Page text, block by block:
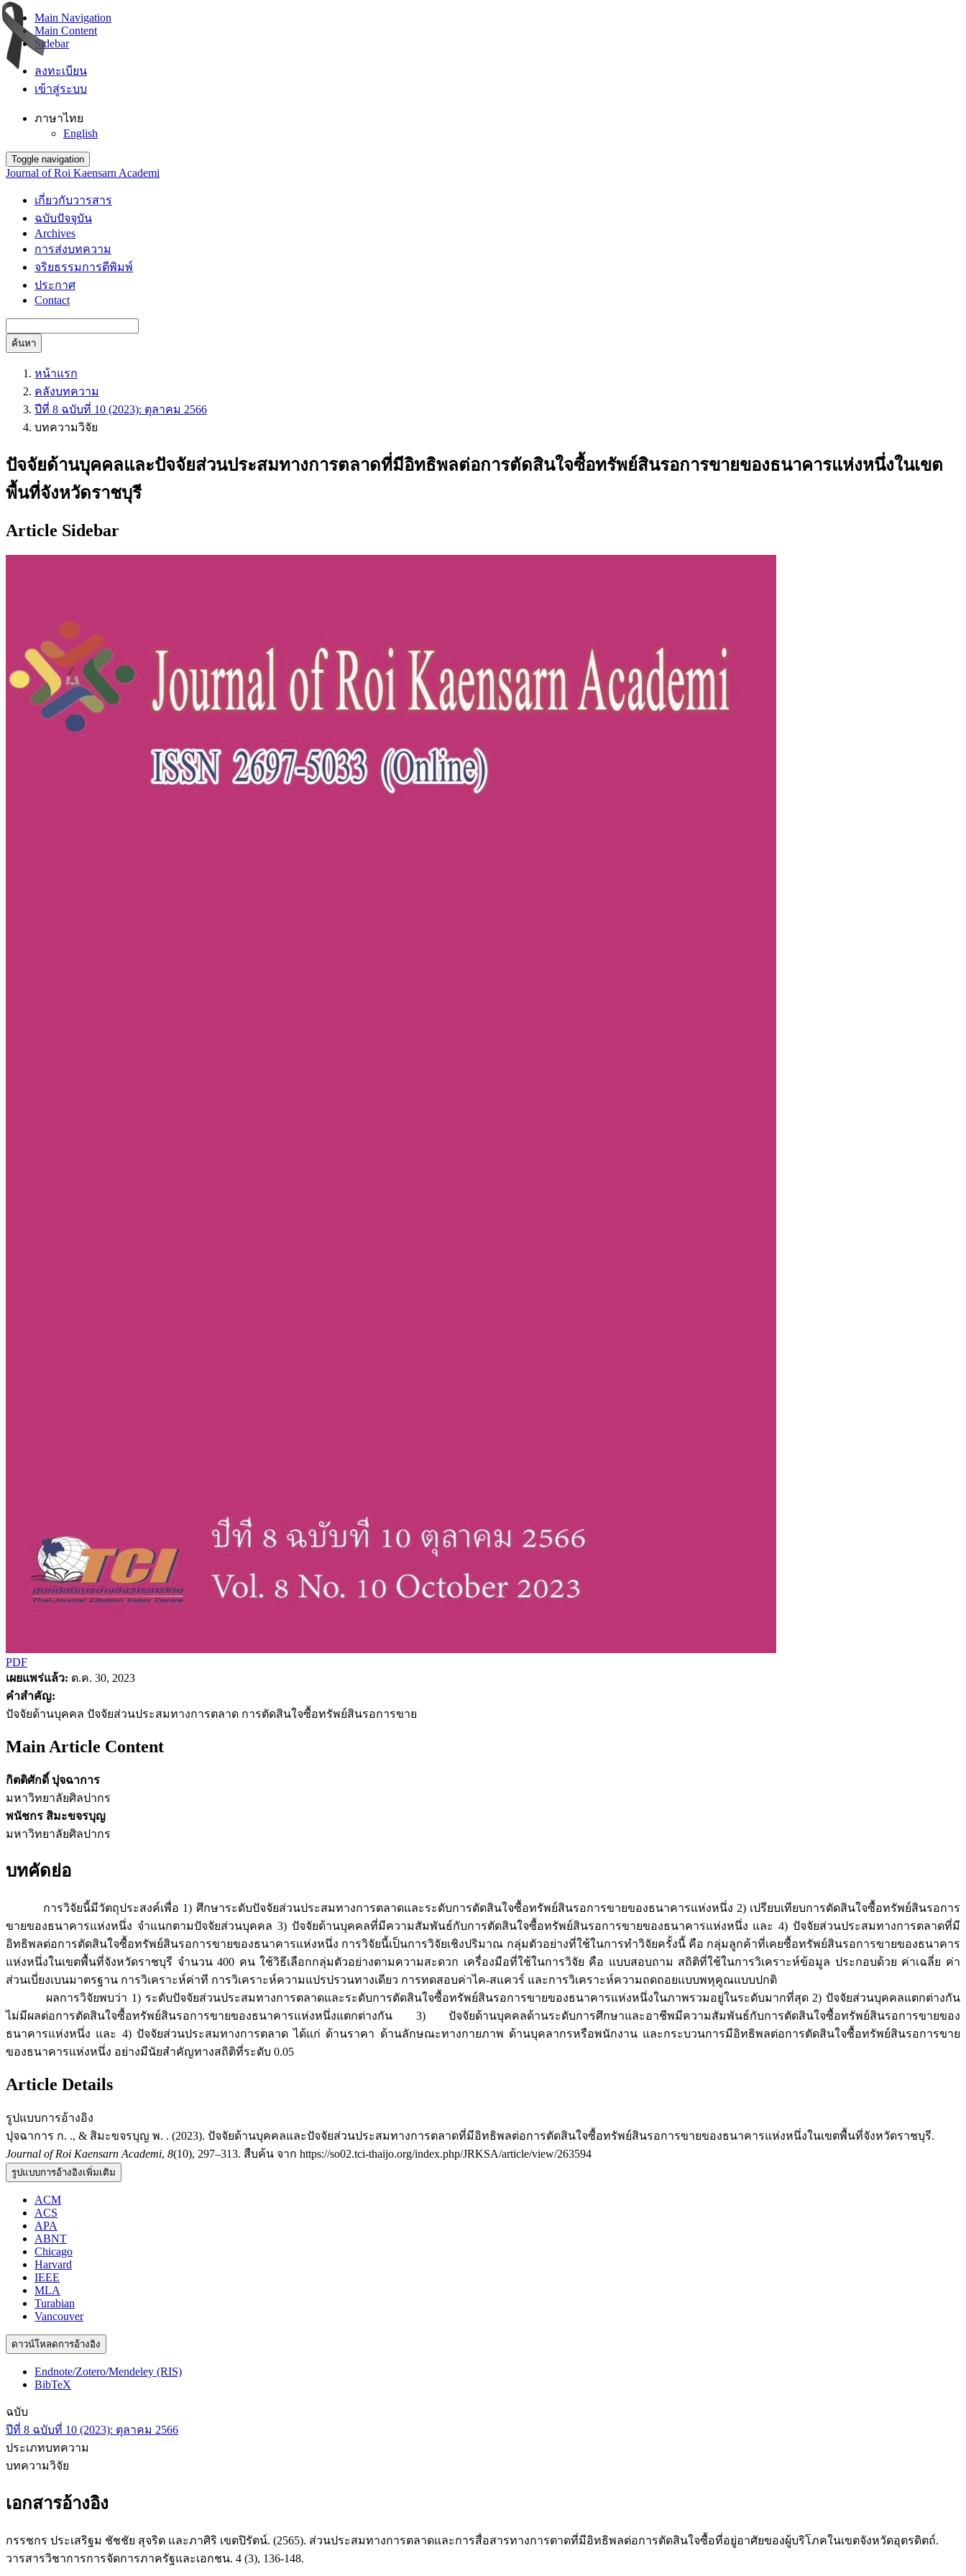
Main Navigation
Main Content
Sidebar
ลงทะเบียน
เข้าสู่ระบบ
ภาษาไทย
English
Toggle navigation
Journal of Roi Kaensarn Academi
เกี่ยวกับวารสาร
ฉบับปัจจุบัน
Archives
การส่งบทความ
จริยธรรมการตีพิมพ์
ประกาศ
Contact
ค้นหา
หน้าแรก
คลังบทความ
ปีที่ 8 ฉบับที่ 10 (2023): ตุลาคม 2566
บทความวิจัย
ปัจจัยด้านบุคคลและปัจจัยส่วนประสมทางการตลาดที่มีอิทธิพลต่อการตัดสินใจซื้อทรัพย์สินรอการขายของธนาคารแห่งหนึ่งในเขต
พื้นที่จังหวัดราชบุรี
Article Sidebar
PDF
เผยแพร่แล้ว: ต.ค. 30, 2023
คำสำคัญ:
ปัจจัยด้านบุคคล ปัจจัยส่วนประสมทางการตลาด การตัดสินใจซื้อทรัพย์สินรอการขาย
Main Article Content
กิตติศักดิ์ ปุจฉาการ
มหาวิทยาลัยศิลปากร
พนัชกร สิมะขจรบุญ
มหาวิทยาลัยศิลปากร
บทคัดย่อ
การวิจัยนี้มีวัตถุประสงค์เพื่อ 1) ศึกษาระดับปัจจัยส่วนประสมทางการตลาดและระดับการตัดสินใจซื้อทรัพย์สินรอการขายของธนาคารแห่งหนึ่ง 2) เปรียบเทียบการตัดสินใจซื้อทรัพย์สินรอการ
ขายของธนาคารแห่งหนึ่ง จำแนกตามปัจจัยส่วนบุคคล 3) ปัจจัยด้านบุคคลที่มีความสัมพันธ์กับการตัดสินใจซื้อทรัพย์สินรอการขายของธนาคารแห่งหนึ่ง และ 4) ปัจจัยส่วนประสมทางการตลาดที่มี
อิทธิพลต่อการตัดสินใจซื้อทรัพย์สินรอการขายของธนาคารแห่งหนึ่ง การวิจัยนี้เป็นการวิจัยเชิงปริมาณ กลุ่มตัวอย่างที่ใช้ในการทำวิจัยครั้งนี้ คือ กลุ่มลูกค้าที่เคยซื้อทรัพย์สินรอการขายของธนาคาร
แห่งหนึ่งในเขตพื้นที่จังหวัดราชบุรี จำนวน 400 คน ใช้วิธีเลือกกลุ่มตัวอย่างตามความสะดวก เครื่องมือที่ใช้ในการวิจัย คือ แบบสอบถาม สถิติที่ใช้ในการวิเคราะห์ข้อมูล ประกอบด้วย ค่าเฉลี่ย ค่า
ส่วนเบี่ยงเบนมาตรฐาน การวิเคราะห์ค่าที การวิเคราะห์ความแปรปรวนทางเดียว การทดสอบค่าไค-สแควร์ และการวิเคราะห์ความถดถอยแบบพหุคูณแบบปกติ
ผลการวิจัยพบว่า 1) ระดับปัจจัยส่วนประสมทางการตลาดและระดับการตัดสินใจซื้อทรัพย์สินรอการขายของธนาคารแห่งหนึ่งในภาพรวมอยู่ในระดับมากที่สุด 2) ปัจจัยส่วนบุคคลแตกต่างกัน
ไม่มีผลต่อการตัดสินใจซื้อทรัพย์สินรอการขายของธนาคารแห่งหนึ่งแตกต่างกัน 3) ปัจจัยด้านบุคคลด้านระดับการศึกษาและอาชีพมีความสัมพันธ์กับการตัดสินใจซื้อทรัพย์สินรอการขายของ
ธนาคารแห่งหนึ่ง และ 4) ปัจจัยส่วนประสมทางการตลาด ได้แก่ ด้านราคา ด้านลักษณะทางกายภาพ ด้านบุคลากรหรือพนักงาน และกระบวนการมีอิทธิพลต่อการตัดสินใจซื้อทรัพย์สินรอการขาย
ของธนาคารแห่งหนึ่ง อย่างมีนัยสำคัญทางสถิติที่ระดับ 0.05
Article Details
รูปแบบการอ้างอิง
ปุจฉาการ ก. ., & สิมะขจรบุญ พ. . (2023). ปัจจัยด้านบุคคลและปัจจัยส่วนประสมทางการตลาดที่มีอิทธิพลต่อการตัดสินใจซื้อทรัพย์สินรอการขายของธนาคารแห่งหนึ่งในเขตพื้นที่จังหวัดราชบุรี.
Journal of Roi Kaensarn Academi, 8(10), 297–313. สืบค้น จาก https://so02.tci-thaijo.org/index.php/JRKSA/article/view/263594
รูปแบบการอ้างอิงเพิ่มเติม
ACM
ACS
APA
ABNT
Chicago
Harvard
IEEE
MLA
Turabian
Vancouver
ดาวน์โหลดการอ้างอิง
Endnote/Zotero/Mendeley (RIS)
BibTeX
ฉบับ
ปีที่ 8 ฉบับที่ 10 (2023): ตุลาคม 2566
ประเภทบทความ
บทความวิจัย
เอกสารอ้างอิง
กรรชกร ประเสริฐม ชัชชัย สุจริต และภาศิริ เขตปิรัตน์. (2565). ส่วนประสมทางการตลาดและการสื่อสารทางการตาดที่มีอิทธิพลต่อการตัดสินใจซื้อที่อยู่อาศัยของผู้บริโภคในเขตจังหวัดอุตรดิตถ์.
วารสารวิชาการการจัดการภาครัฐและเอกชน. 4 (3), 136-148.